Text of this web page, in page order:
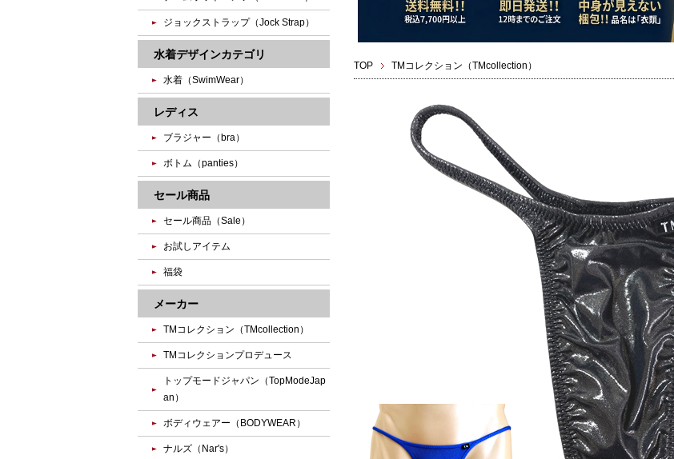
TOP TMコレクション（TMcollection）
ジョックストラップ（Jock Strap）
水着デザインカテゴリ
水着（SwimWear）
レディス
ブラジャー（bra）
ボトム（panties）
セール商品
セール商品（Sale）
お試しアイテム
福袋
メーカー
TMコレクション（TMcollection）
TMコレクションプロデュース
トップモードジャパン（TopModeJap
an）
ボディウェアー（BODYWEAR）
ナルズ（Nar's）